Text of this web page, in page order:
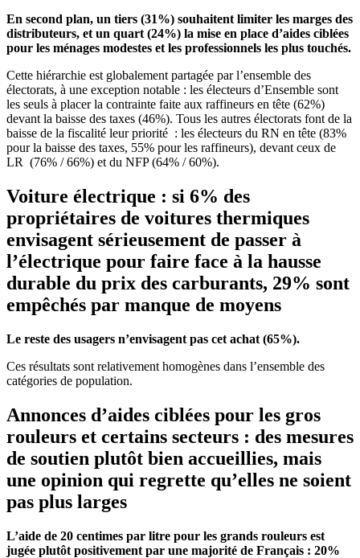
En second plan, un tiers (31%) souhaitent limiter les marges des
distributeurs, et un quart (24%) la mise en place d’aides ciblées
pour les ménages modestes et les professionnels les plus touchés.
Cette hiérarchie est globalement partagée par l’ensemble des
électorats, à une exception notable : les électeurs d’Ensemble sont
les seuls à placer la contrainte faite aux raffineurs en tête (62%)
devant la baisse des taxes (46%). Tous les autres électorats font de la
baisse de la fiscalité leur priorité : les électeurs du RN en tête (83%
pour la baisse des taxes, 55% pour les raffineurs), devant ceux de
LR (76% / 66%) et du NFP (64% / 60%).
Voiture électrique : si 6% des
propriétaires de voitures thermiques
envisagent sérieusement de passer à
l’électrique pour faire face à la hausse
durable du prix des carburants, 29% sont
empêchés par manque de moyens
Le reste des usagers n’envisagent pas cet achat (65%).
Ces résultats sont relativement homogènes dans l’ensemble des
catégories de population.
Annonces d’aides ciblées pour les gros
rouleurs et certains secteurs : des mesures
de soutien plutôt bien accueillies, mais
une opinion qui regrette qu’elles ne soient
pas plus larges
L’aide de 20 centimes par litre pour les grands rouleurs est
jugée plutôt positivement par une majorité de Français : 20%